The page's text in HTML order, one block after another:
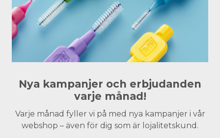
Nya kampanjer och erbjudanden
varje månad!
Varje månad fyller vi på med nya kampanjer i vår
webshop – även för dig som är lojalitetskund.